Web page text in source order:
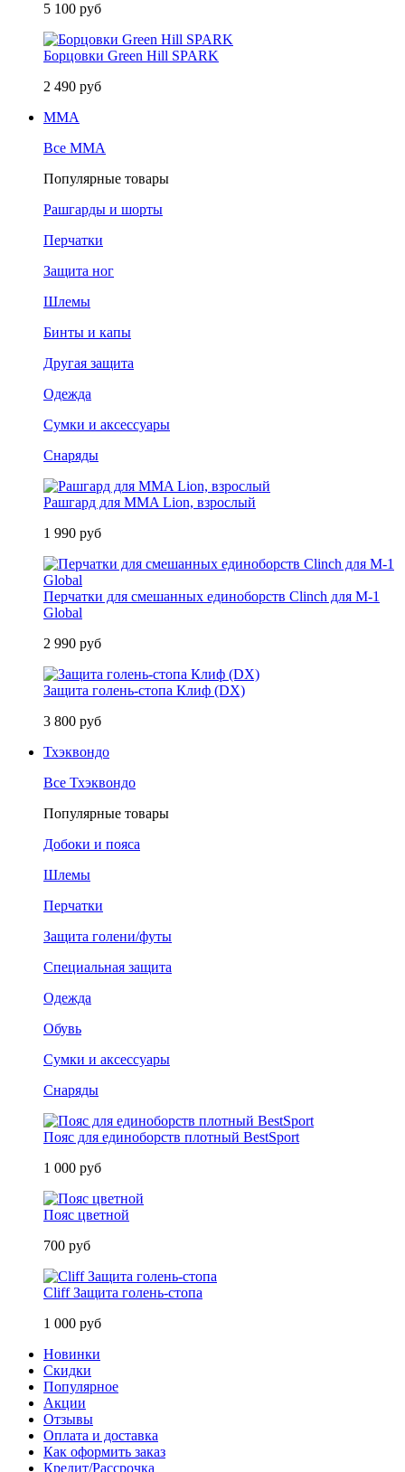
5 100 руб
Борцовки Green Hill SPARK
2 490 руб
MMA
Все MMA
Популярные товары
Рашгарды и шорты
Перчатки
Защита ног
Шлемы
Бинты и капы
Другая защита
Одежда
Сумки и аксессуары
Снаряды
Рашгард для MMA Lion, взрослый
1 990 руб
Перчатки для смешанных единоборств Clinch для M-1
Global
2 990 руб
Защита голень-стопа Клиф (DX)
3 800 руб
Тхэквондо
Все Тхэквондо
Популярные товары
Добоки и пояса
Шлемы
Перчатки
Защита голени/футы
Специальная защита
Одежда
Обувь
Сумки и аксессуары
Снаряды
Пояс для единоборств плотный BestSport
1 000 руб
Пояс цветной
700 руб
Cliff Защита голень-стопа
1 000 руб
Новинки
Скидки
Популярное
Акции
Отзывы
Оплата и доставка
Как оформить заказ
Кредит/Рассрочка